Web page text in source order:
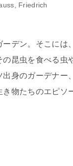
Friedrich
デン。そこには
昆虫を食べる
身のガーデナ
物たちのエピソ